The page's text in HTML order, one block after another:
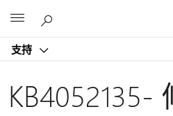
支持
KB4052135-